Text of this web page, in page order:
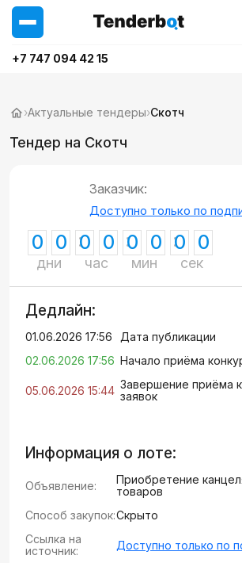
+7 747 094 42 15
›Актуальные тендеры›Скотч
Тендер на Скотч
Заказчик:
Доступно только по
0 0
дни
0 0
час
0 0
мин
0 0
сек
Дедлайн:
01.06.2026 17:56
Дата публикации
02.06.2026 17:56 Начало приёма
05.06.2026 15:44 Завершение приёма
заявок
Информация о лоте:
Объявление:
Приобретение
товаров
Способ закупок:Скрыто
Ссылка на
источник:
Доступно только по